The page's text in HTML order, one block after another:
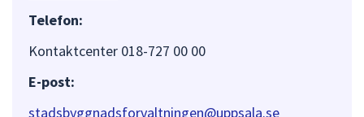
Telefon:
Kontaktcenter 018-727 00 00
E-post:
stadsbyggnadsforvaltningen@uppsala.se